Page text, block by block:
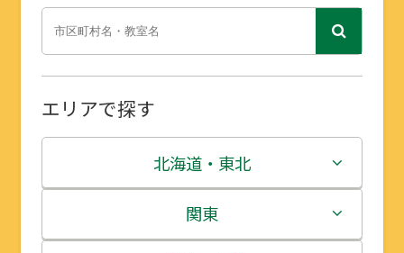
エリアで探す
北海道・東北
北海道
関東